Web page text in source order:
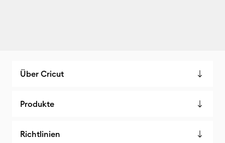
Über Cricut
Produkte
Richtlinien